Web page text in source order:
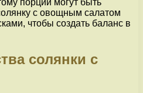
с овощным салатом
чтобы создать баланс в
солянки с